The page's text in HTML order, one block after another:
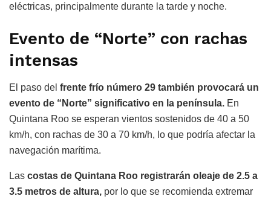
eléctricas, principalmente durante la tarde y noche.
Evento de “Norte” con rachas
intensas
El paso del frente frío número 29 también provocará un
evento de “Norte” significativo en la península. En
Quintana Roo se esperan vientos sostenidos de 40 a 50
km/h, con rachas de 30 a 70 km/h, lo que podría afectar la
navegación marítima.
Las costas de Quintana Roo registrarán oleaje de 2.5 a
3.5 metros de altura, por lo que se recomienda extremar